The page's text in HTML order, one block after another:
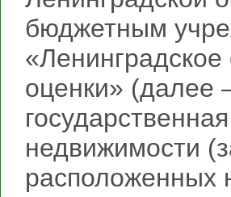
бюджетным
оценки» (далее
недвижимости
расположенных